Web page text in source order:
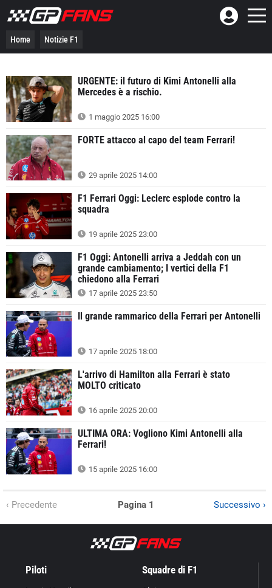
Home Notizie F1
URGENTE: il futuro di Kimi Antonelli alla
Mercedes è a rischio.
1 maggio 2025 16:00
FORTE attacco al capo del team Ferrari!
29 aprile 2025 14:00
F1 Ferrari Oggi: Leclerc esplode contro la
squadra
19 aprile 2025 23:00
F1 Oggi: Antonelli arriva a Jeddah con un
grande cambiamento; I vertici della F1
chiedono alla Ferrari
17 aprile 2025 23:50
Il grande rammarico della Ferrari per Antonelli
17 aprile 2025 18:00
L'arrivo di Hamilton alla Ferrari è stato
MOLTO criticato
16 aprile 2025 20:00
ULTIMA ORA: Vogliono Kimi Antonelli alla
Ferrari!
15 aprile 2025 16:00
‹ Precedente Pagina 1 Successivo ›
Piloti Squadre di F1